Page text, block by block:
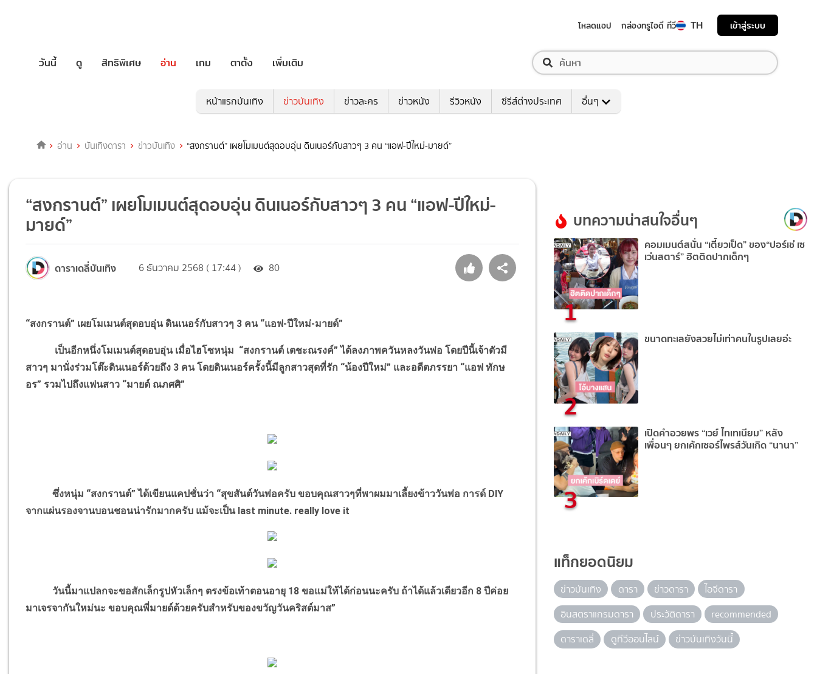
โหลดแอป กล่องทรูไอดี ทีวี TH เข้าสู่ระบบ
วันนี้ ดู สิทธิพิเศษ อ่าน เกม ตาตั้ง เพิ่มเติม
หน้าแรกบันเทิง ข่าวบันเทิง ข่าวละคร ข่าวหนัง รีวิวหนัง ซีรีส์ต่างประเทศ อื่นๆ
อ่าน บันเทิงดารา ข่าวบันเทิง “สงกรานต์” เผยโมเมนต์สุดอบอุ่น ดินเนอร์กับสาวๆ 3 คน “แอฟ-ปีใหม่-มายด์”
“สงกรานต์” เผยโมเมนต์สุดอบอุ่น ดินเนอร์กับสาวๆ 3 คน “แอฟ-ปีใหม่-
มายด์”
ดาราเดลี่บันเทิง 6 ธันวาคม 2568 ( 17:44 ) 80
“สงกรานต์” เผยโมเมนต์สุดอบอุ่น ดินเนอร์กับสาวๆ 3 คน “แอฟ-ปีใหม่-มายด์”
เป็นอีกหนึ่งโมเมนต์สุดอบอุ่น เมื่อไฮโซหนุ่ม “สงกรานต์ เตชะณรงค์” ได้ลงภาพควันหลงวันพ่อ โดยปีนี้เจ้าตัวมี
สาวๆ มานั่งร่วมโต๊ะดินเนอร์ด้วยถึง 3 คน โดยดินเนอร์ครั้งนี้มีลูกสาวสุดที่รัก “น้องปีใหม่” และอดีตภรรยา “แอฟ ทักษ
อร” รวมไปถึงแฟนสาว “มายด์ ณภศศิ”
ซึ่งหนุ่ม “สงกรานต์” ได้เขียนแคปชั่นว่า “สุขสันต์วันพ่อครับ ขอบคุณสาวๆที่พาผมมาเลี้ยงข้าววันพ่อ การด์ DIY
จากแผ่นรองจานบอนชอนน่ารักมากครับ แม้จะเป็น last minute. really love it
วันนี้มาแปลกจะขอสักเล็กรูปหัวเล็กๆ ตรงข้อเท้าตอนอายุ 18 ขอแม่ให้ได้ก่อนนะครับ ถ้าได้แล้วเดียวอีก 8 ปีค่อย
มาเจรจากันใหม่นะ ขอบคุณพี่มายด์ด้วยครับสำหรับของขวัญวันคริสต์มาส”
บทความน่าสนใจอื่นๆ
1
คอมเมนต์สนั่น “เตี๋ยวเป็ด” ของ“ปอร์เช่ เซ
เว่นสตาร์” ฮิตติดปากเด็กๆ
2
ขนาดทะเลยังสวยไม่เท่าคนในรูปเลยอ่ะ
3
เปิดคำอวยพร “เวย์ ไทเทเนียม” หลัง
เพื่อนๆ ยกเค้กเซอร์ไพรส์วันเกิด “นานา”
แท็กยอดนิยม
ข่าวบันเทิง ดารา ข่าวดารา
ไอจีดารา
อินสตราแกรมดารา
ประวัติดารา
recommended
ดาราเดลี่
ดูทีวีออนไลน์ ข่าวบันเทิงวันนี้